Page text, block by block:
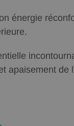
énergie
apaisement de